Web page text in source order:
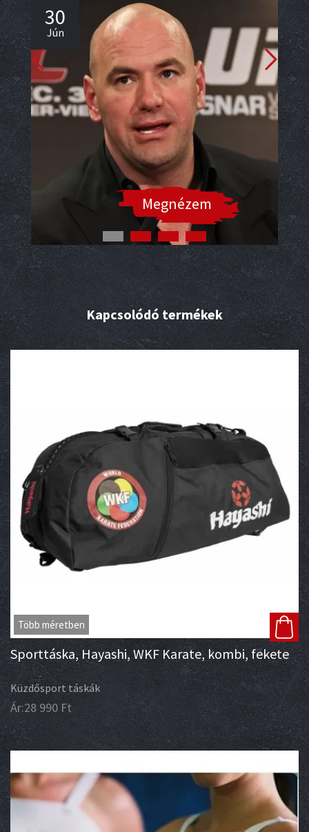
Megnézem
30
Jún
Kapcsolódó termékek
Több méretben
Sporttáska, Hayashi, WKF Karate, kombi, fekete
Küzdősport táskák
Ár:28 990 Ft